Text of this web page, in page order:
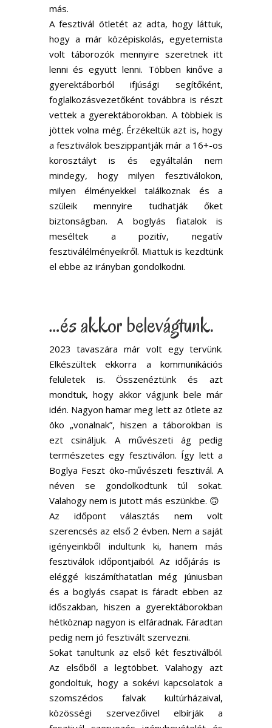
más.
A fesztivál ötletét az adta, hogy láttuk,
hogy a már középiskolás, egyetemista
volt táborozók mennyire szeretnek itt
lenni és együtt lenni. Többen kinőve a
gyerektáborból ifjúsági segítőként,
foglalkozásvezetőként továbbra is részt
vettek a gyerektáborokban. A többiek is
jöttek volna még. Érzékeltük azt is, hogy
a fesztiválok beszippantják már a 16+-os
korosztályt is és egyáltalán nem
mindegy, hogy milyen fesztiválokon,
milyen élményekkel találkoznak és a
szüleik mennyire tudhatják őket
biztonságban. A boglyás fiatalok is
meséltek a pozitív, negatív
fesztiválélményeikről. Miattuk is kezdtünk
el ebbe az irányban gondolkodni.
…és akkor belevágtunk.
2023 tavaszára már volt egy tervünk.
Elkészültek ekkorra a kommunikációs
felületek is. Összenéztünk és azt
mondtuk, hogy akkor vágjunk bele már
idén. Nagyon hamar meg lett az ötlete az
öko „vonalnak”, hiszen a táborokban is
ezt csináljuk. A művészeti ág pedig
természetes egy fesztiválon. Így lett a
Boglya Feszt öko-művészeti fesztivál. A
néven se gondolkodtunk túl sokat.
Valahogy nem is jutott más eszünkbe. 🙃
Az időpont választás nem volt
szerencsés az első 2 évben. Nem a saját
igényeinkből indultunk ki, hanem más
fesztiválok időpontjaiból. Az időjárás is
eléggé kiszámíthatatlan még júniusban
és a boglyás csapat is fáradt ebben az
időszakban, hiszen a gyerektáborokban
hétköznap nagyon is elfáradnak. Fáradtan
pedig nem jó fesztivált szervezni.
Sokat tanultunk az első két fesztiválból.
Az elsőből a legtöbbet. Valahogy azt
gondoltuk, hogy a sokévi kapcsolatok a
szomszédos falvak kultúrházaival,
közösségi szervezőivel elbírják a